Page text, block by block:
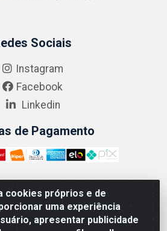
cookies próprios e de
uma experiência
apresentar publicidade
Sociais
Instagram
Facebook
Linkedin
de Pagamento
ATACADISTA LTDA - CNPJ:
00 - Avenida Lobo Júnior, 1045 -
de Janeiro - RJ - CEP 21020-124